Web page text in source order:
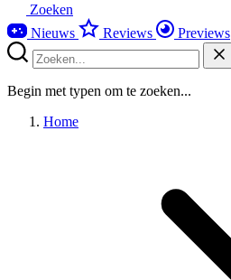
Zoeken
Nieuws
Reviews Previews
Begin met typen om te zoeken...
Home